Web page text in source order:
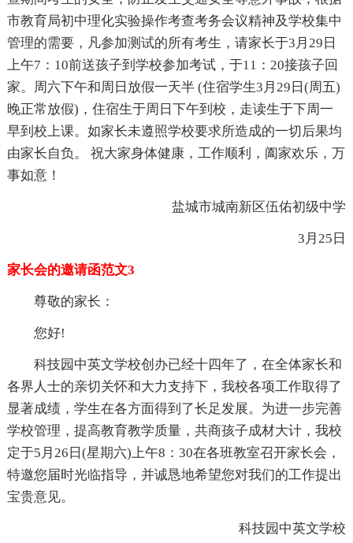
市教育局初中理化实验操作考查考务会议精神及学校集中
管理的需要，凡参加测试的所有考生，请家长于3月29日
上午7：10前送孩子到学校参加考试，于11：20接孩子回
家。周六下午和周日放假一天半 (住宿学生3月29日(周五)
晚正常放假)，住宿生于周日下午到校，走读生于下周一
早到校上课。如家长未遵照学校要求所造成的一切后果均
由家长自负。 祝大家身体健康，工作顺利，阖家欢乐，万
事如意！
盐城市城南新区伍佑初级中学
3月25日
家长会的邀请函范文3
尊敬的家长：
您好!
科技园中英文学校创办已经十四年了，在全体家长和
各界人士的亲切关怀和大力支持下，我校各项工作取得了
显著成绩，学生在各方面得到了长足发展。为进一步完善
学校管理，提高教育教学质量，共商孩子成材大计，我校
定于5月26日(星期六)上午8：30在各班教室召开家长会，
特邀您届时光临指导，并诚恳地希望您对我们的工作提出
宝贵意见。
科技园中英文学校